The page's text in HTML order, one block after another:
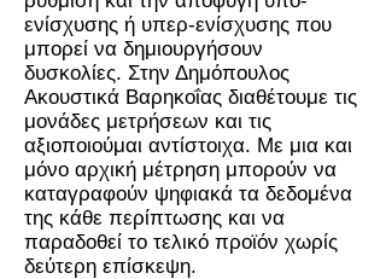
ενίσχυσης ή υπερ-ενίσχυσης που
μπορεί να δημιουργήσουν
δυσκολίες. Στην Δημόπουλος
Ακουστικά Βαρηκοΐας διαθέτουμε τις
μονάδες μετρήσεων και τις
αξιοποιούμαι αντίστοιχα. Με μια και
μόνο αρχική μέτρηση μπορούν να
καταγραφούν ψηφιακά τα δεδομένα
της κάθε περίπτωσης και να
παραδοθεί το τελικό προϊόν χωρίς
δεύτερη επίσκεψη.